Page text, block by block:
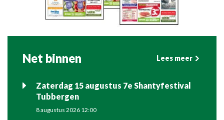
Net binnen Lees meer
Zaterdag 15 augustus 7e Shantyfestival
Tubbergen
8 augustus 2026 12:00